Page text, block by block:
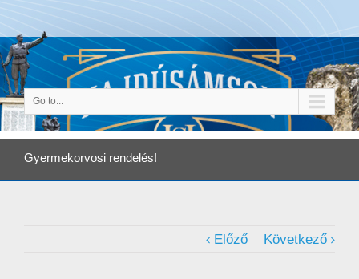
Go to...
Gyermekorvosi rendelés!
Előző Következő